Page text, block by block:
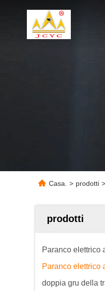
Casa. > prodotti >
prodotti
Paranco elettrico
Paranco elettrico
doppia gru della